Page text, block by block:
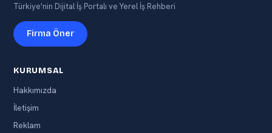
Türkiye'nin Dijital İş Portalı ve Yerel İş Rehberi
Firma Öner
KURUMSAL
Hakkımızda
İletişim
Reklam